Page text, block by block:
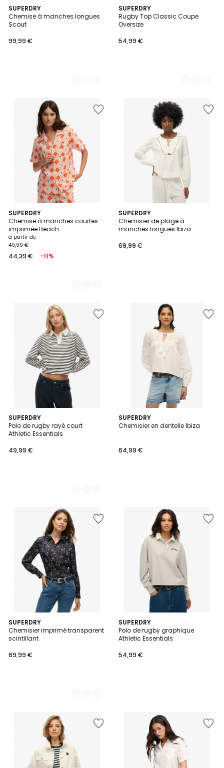
SUPERDRY
Chemise à manches longues
Scout
99,99 €
2
Couleurs
SUPERDRY
Rugby Top Classic Coupe
Oversize
54,99 €
2
Couleurs
SUPERDRY
Chemise à manches courtes
imprimée Beach
à partir de
49,99 €
44,39 € -11%
4
Couleurs
SUPERDRY
Chemisier de plage à
manches longues Ibiza
69,99 €
SUPERDRY
Polo de rugby rayé court
Athletic Essentials
49,99 €
8
Couleurs
SUPERDRY
Chemisier en dentelle Ibiza
64,99 €
SUPERDRY
Chemisier imprimé transparent
scintillant
69,99 €
2
Couleurs
SUPERDRY
Polo de rugby graphique
Athletic Essentials
54,99 €